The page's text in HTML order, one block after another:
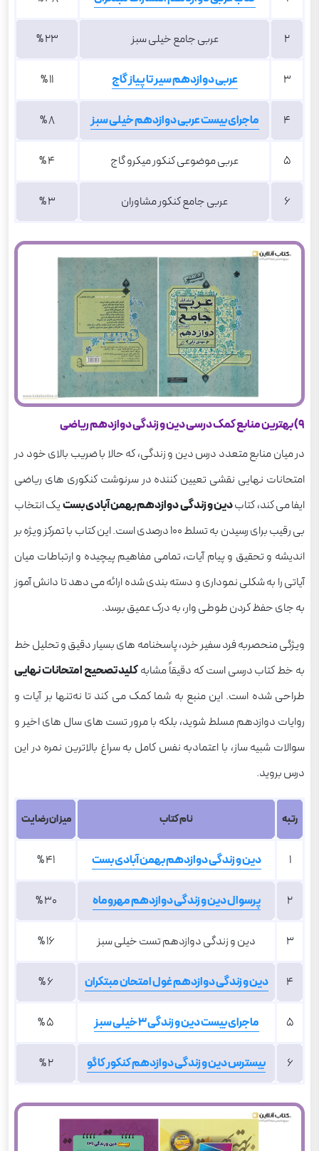
2 عربی جامع خیلی سبز 23 %
3 عربی دوازدهم سیر تا پیاز گاج 11 %
4 ماجرای بیست عربی دوازدهم خیلی سبز 8 %
5 عربی موضوعی کنکور میکرو گاج 4 %
6 عربی جامع کنکور مشاوران 3 %
9) بهترین منابع کمک درسی دین و زندگی دوازدهم ریاضی
در میان منابع متعدد درس دین و زندگی، که حالا با ضریب بالای خود در
امتحانات نهایی نقشی تعیین کننده در سرنوشت کنکوری های ریاضی
ایفا می کند، کتابدین و زندگی دوازدهم بهمن آبادی بستیک انتخاب
بی رقیب برای رسیدن به تسلط ۱۰۰ درصدی است. این کتاب با تمرکز ویژه بر
اندیشه و تحقیق و پیام آیات، تمامی مفاهیم پیچیده و ارتباطات میان
آیاتی را به شکلی نموداری و دسته بندی شده ارائه می دهد تا دانش آموز
به جای حفظ کردن طوطی وار، به درک عمیق برسد.
ویژگی منحصربه فرد سفیر خرد، پاسخنامه های بسیار دقیق و تحلیل خط
به خط کتاب درسی است که دقیقاً مشابهکلید تصحیح امتحانات نهایی
طراحی شده است. این منبع به شما کمک می کند تا نه‌تنها بر آیات و
روایات دوازدهم مسلط شوید، بلکه با مرور تست های سال های اخیر و
سوالات شبیه ساز، با اعتمادبه نفس کامل به سراغ بالاترین نمره در این
درس بروید.
رتبه نام کتاب میزان رضایت
1 دین و زندگی دوازدهم بهمن آبادی بست 41 %
2 پرسوال دین و زندگی دوازدهم مهروماه 30 %
3 دین و زندگی دوازدهم تست خیلی سبز 16 %
4 دین و زندگی دوازدهم غول امتحان مبتکران 6 %
5 ماجرای بیست دین و زندگی 3 خیلی سبز 5 %
6 بیسترس دین و زندگی دوازدهم کنکور کاگو 2 %